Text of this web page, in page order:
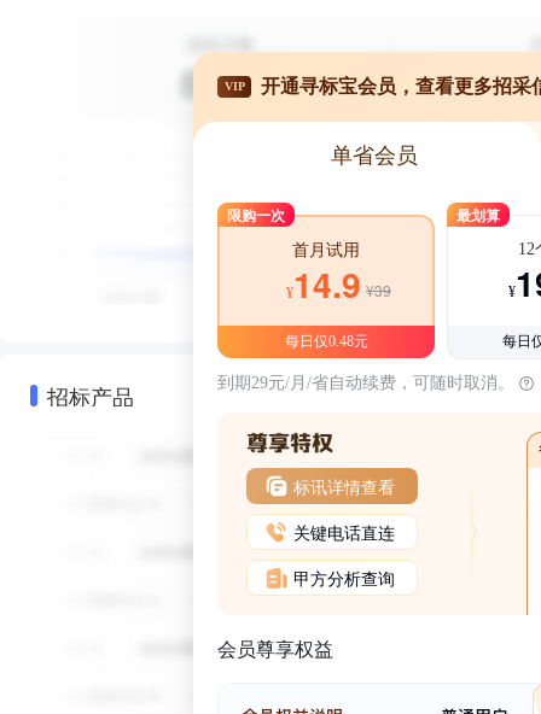
招标产品
VIP 开通寻标宝会员，查看更多招采
单省会员
限购一次
首月试用
¥14.9 ¥39
每日仅0.48元
最划算
12
¥
每日
到期29元/月/省自动续费，可随时取消。
标讯详情查看
关键电话直连
甲方分析查询
会员尊享权益